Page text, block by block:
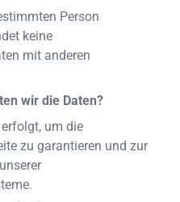
Person
keine
mit anderen
wir die Daten?
um die
zu garantieren und zur